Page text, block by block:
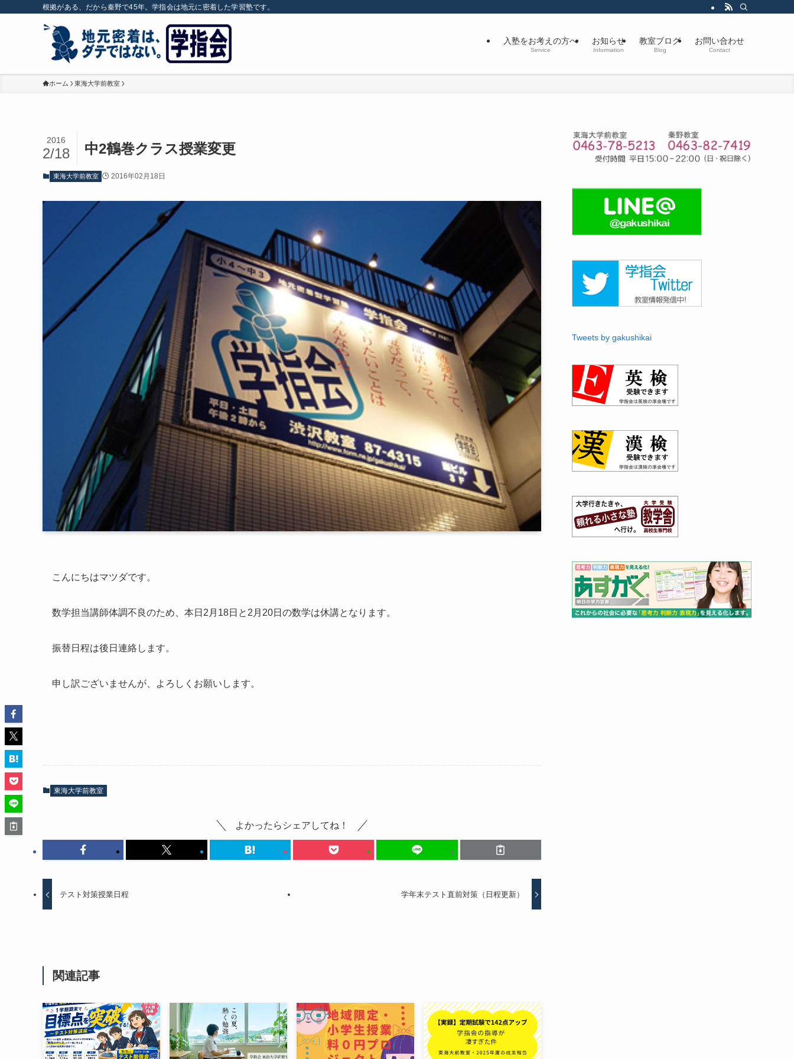
根拠がある、だから秦野で45年。学指会は地元に密着した学習塾です。
入塾をお考えの方へ
Service
お知らせ
Information
教室ブログ
Blog
お問い合わせ
Contact
ホーム 東海大学前教室
中2鶴巻クラス授業変更
2016
2/18
東海大学前教室 2016年02月18日
こんにちはマツダです。
数学担当講師体調不良のため、本日2月18日と2月20日の数学は休講となります。
振替日程は後日連絡します。
申し訳ございませんが、よろしくお願いします。
東海大学前教室
よかったらシェアしてね！
テスト対策授業日程 学年末テスト直前対策（日程更新）
関連記事
Tweets by gakushikai